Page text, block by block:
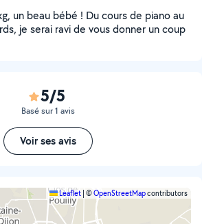
un beau bébé ! Du cours de piano au
je serai ravi de vous donner un coup
5/5
Basé sur 1 avis
Voir ses avis
Leaflet ©OpenStreetMapcontributors